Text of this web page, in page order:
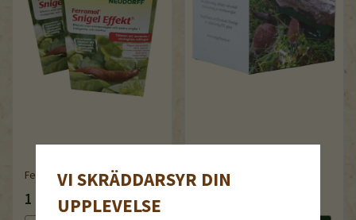
Ferramol, Snigel Effekt, 5 kg
1 099 kr
pack)
VI SKRÄDDARSYR DIN
UPPLEVELSE